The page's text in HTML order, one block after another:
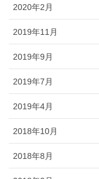
2020年2月
2019年11月
2019年9月
2019年7月
2019年4月
2018年10月
2018年8月